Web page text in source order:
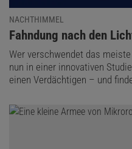
NACHTHIMMEL
:
Fahndung nach den
Wer verschwendet das
nun in einer innovativen
einen Verdächtigen – und